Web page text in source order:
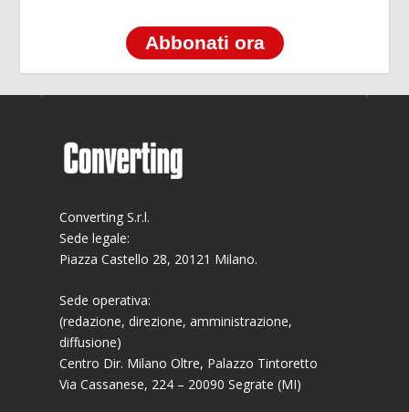
Abbonati ora
Converting S.r.l.
Sede legale:
Piazza Castello 28, 20121 Milano.
Sede operativa:
(redazione, direzione, amministrazione,
diffusione)
Centro Dir. Milano Oltre, Palazzo Tintoretto
Via Cassanese, 224 – 20090 Segrate (MI)